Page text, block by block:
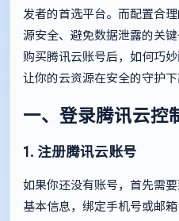
发者的首选平台。而配置合
源安全、避免数据泄露的关
购买腾讯云账号后，如何巧
让你的云资源在安全的守护下
一、登录腾讯云控
1. 注册腾讯云账号
如果你还没有账号，首先需
基本信息，绑定手机号或邮